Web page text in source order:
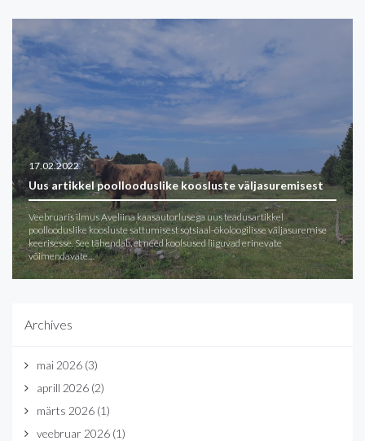
17.02.2022
Uus artikkel poollooduslike koosluste väljasuremisest
Veebruaris ilmus Aveliina kaasautorlusega uus teadusartikkel
poollooduslike koosluste sattumisest sotsiaal-ökoloogilisse väljasuremise
keerisesse. See tähendab, et need koolsused liiguvad erinevate
võimendavate…
Archives
mai 2026 (3)
aprill 2026 (2)
märts 2026 (1)
veebruar 2026 (1)